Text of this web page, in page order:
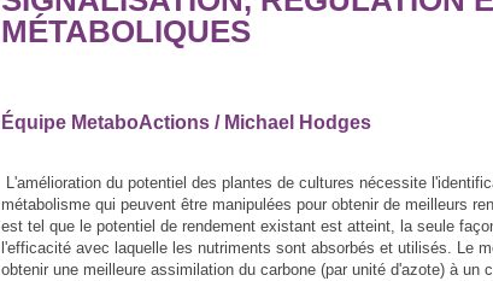
MÉTABOLIQUES
Équipe MetaboActions / Michael Hodges
L'amélioration du potentiel des plantes de cultures nécessite
métabolisme qui peuvent être manipulées pour obtenir de meilleurs
est tel que le potentiel de rendement existant est atteint, la seule
l'efficacité avec laquelle les nutriments sont absorbés et utilisés. Le
obtenir une meilleure assimilation du carbone (par unité d'azote) à un